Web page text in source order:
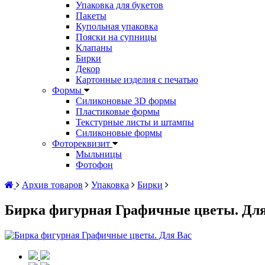
Упаковка для букетов
Пакеты
Купольная упаковка
Пояски на супницы
Клапаны
Бирки
Декор
Картонные изделия с печатью
Формы
Силиконовые 3D формы
Пластиковые формы
Текстурные листы и штампы
Силиконовые формы
Фотореквизит
Мыльницы
Фотофон
Архив товаров
Упаковка Бирки
Бирка фигурная Графичные цветы.